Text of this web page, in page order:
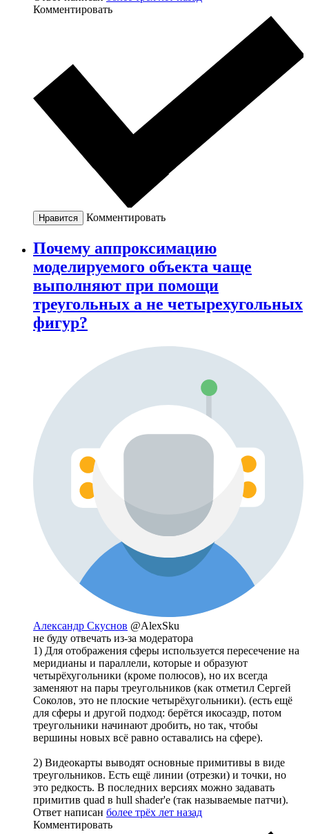
Комментировать
Нравится Комментировать
Почему аппроксимацию
моделируемого объекта чаще
выполняют при помощи
треугольных а не четырехугольных
фигур?
Александр Скуснов @AlexSku
не буду отвечать из-за модератора
1) Для отображения сферы используется пересечение на
меридианы и параллели, которые и образуют
четырёхугольники (кроме полюсов), но их всегда
заменяют на пары треугольников (как отметил Сергей
Соколов, это не плоские четырёхугольники). (есть ещё
для сферы и другой подход: берётся икосаэдр, потом
треугольники начинают дробить, но так, чтобы
вершины новых всё равно оставались на сфере).
2) Видеокарты выводят основные примитивы в виде
треугольников. Есть ещё линии (отрезки) и точки, но
это редкость. В последних версиях можно задавать
примитив quad в hull shader'е (так называемые патчи).
Ответ написан более трёх лет назад
Комментировать